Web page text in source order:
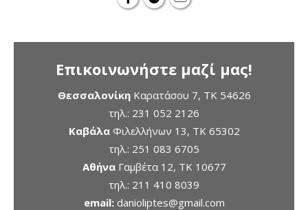
Επικοινωνήστε μαζί μας!
ΘεσσαλονίκηΚαρατάσου 7, TK 54626
τηλ.: 231 052 2126
ΚαβάλαΦιλελλήνων 13, ΤΚ 65302
τηλ.: 251 083 6705
ΑθήναΓαμβέτα 12, ΤΚ 10677
τηλ.: 211 410 8039
email: danioliptes@gmail.com